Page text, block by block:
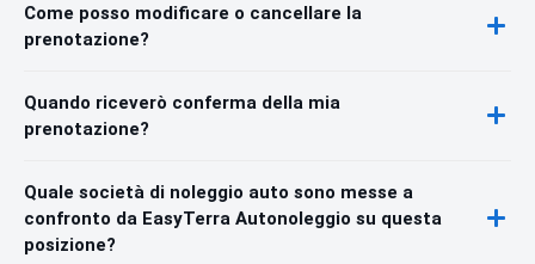
Come posso modificare o cancellare la
prenotazione?
Quando riceverò conferma della mia
prenotazione?
Quale società di noleggio auto sono messe a
confronto da EasyTerra Autonoleggio su questa
posizione?